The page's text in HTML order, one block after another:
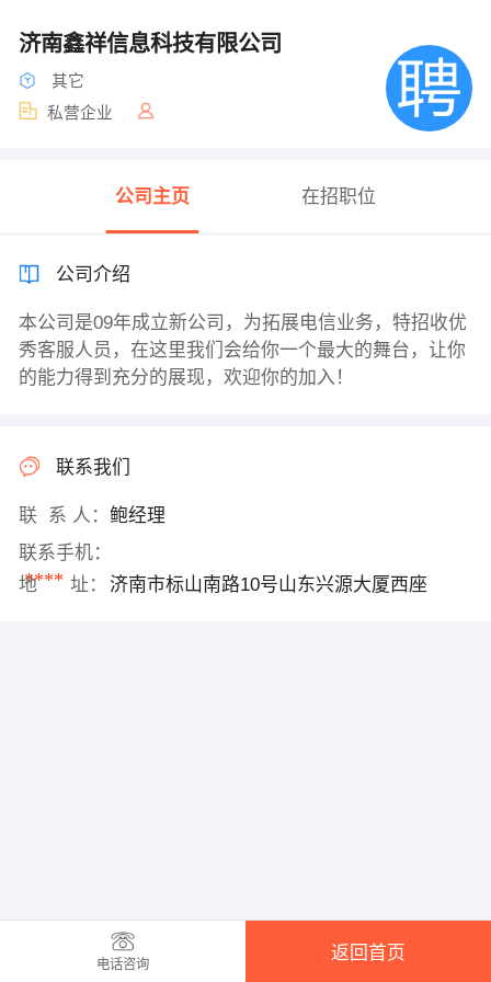
济南鑫祥信息科技有限公司
其它
私营企业
公司主页 在招职位
公司介绍
本公司是09年成立新公司，为拓展电信业务，特招收优
秀客服人员，在这里我们会给你一个最大的舞台，让你
的能力得到充分的展现，欢迎你的加入！
联系我们
联 系 人： 鲍经理
联系手机：
****
地 址： 济南市标山南路10号山东兴源大厦西座
电话咨询
返回首页